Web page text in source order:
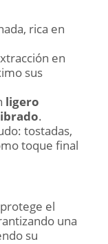
rica en
en
sus
ligero
.
tostadas,
toque final
protege el
una
su